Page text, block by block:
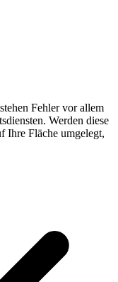
Fehler vor allem
Werden diese
Ihre Fläche umgelegt,